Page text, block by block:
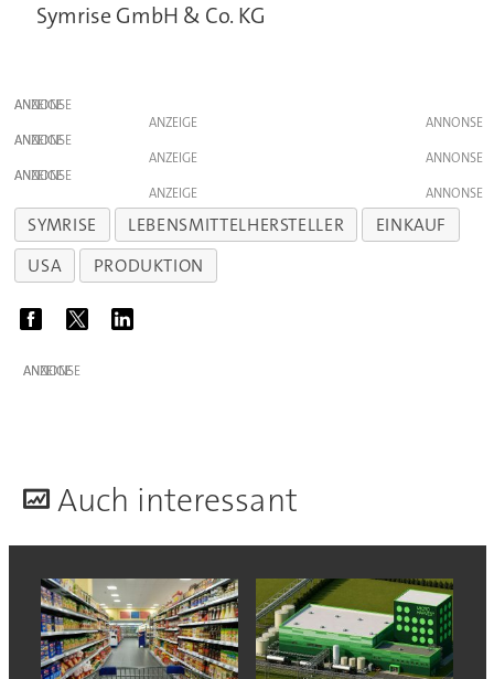
Symrise GmbH & Co. KG
ANZEIGE
ANZEIGE
ANZEIGE
ANZEIGE
ANZEIGE
ANZEIGE
SYMRISE LEBENSMITTELHERSTELLER
EINKAUF
USA
PRODUKTION
ANZEIGE
Auch interessant